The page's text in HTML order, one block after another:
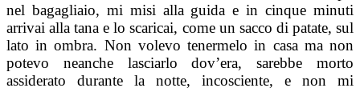
nel bagagliaio, mi misi alla guida e in cinque minuti
arrivai alla tana e lo scaricai, come un sacco di patate, sul
lato in ombra. Non volevo tenermelo in casa ma non
potevo neanche lasciarlo dov’era, sarebbe morto
assiderato durante la notte, incosciente, e non mi